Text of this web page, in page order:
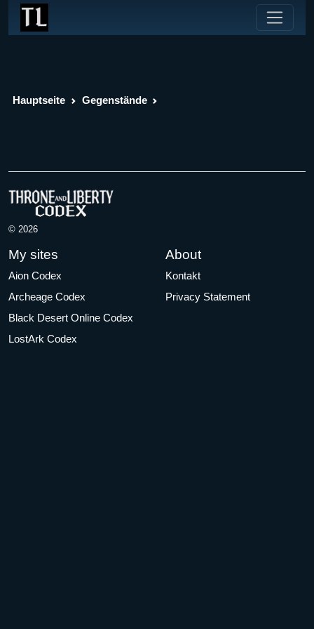
Hauptseite Gegenstände
© 2026
My sites
Aion Codex
Archeage Codex
Black Desert Online Codex
LostArk Codex
About
Kontakt
Privacy Statement